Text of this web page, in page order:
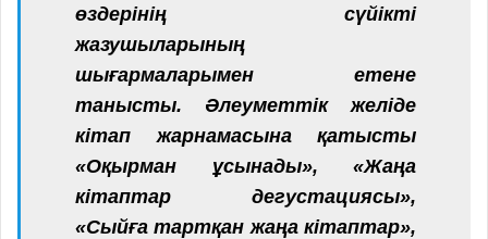
өздерінің сүйікті
жазушыларының
шығармаларымен етене
танысты. Әлеуметтік желіде
кітап жарнамасына қатысты
«Оқырман ұсынады», «Жаңа
кітаптар дегустациясы»,
«Сыйға тартқан жаңа кітаптар»,